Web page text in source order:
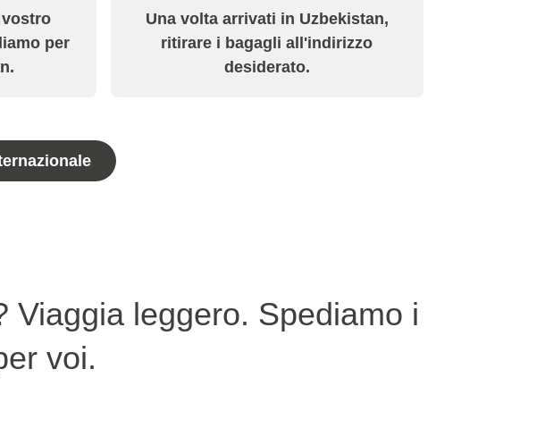
per
Una volta arrivati in Uzbekistan,
ritirare i bagagli all'indirizzo
desiderato.
Viaggia leggero. Spediamo i
voi.